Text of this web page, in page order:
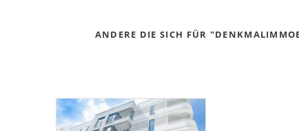
ANDERE DIE SICH FÜR